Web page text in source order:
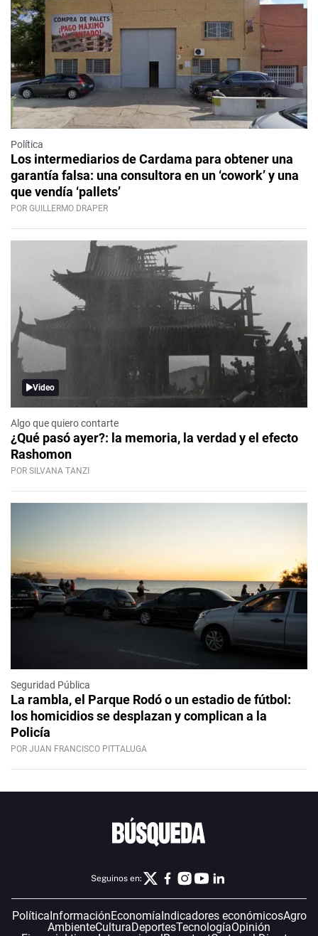
Política
Los intermediarios de Cardama para obtener una
garantía falsa: una consultora en un ‘cowork’ y una
que vendía ‘pallets’
POR GUILLERMO DRAPER
Video
Algo que quiero contarte
¿Qué pasó ayer?: la memoria, la verdad y el efecto
Rashomon
POR SILVANA TANZI
Seguridad Pública
La rambla, el Parque Rodó o un estadio de fútbol:
los homicidios se desplazan y complican a la
Policía
POR JUAN FRANCISCO PITTALUGA
Seguinos en:
Política InformaciónEconomía Indicadores económicosAgro
AmbienteCulturaDeportesTecnologíaOpinión